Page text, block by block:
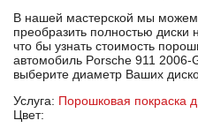
В нашей мастерской мы можем
преобразить полностью
что бы узнать стоимость
автомобиль Porsche 911 2006-
выберите диаметр Ваших
Услуга: Порошковая покраска
Цвет: